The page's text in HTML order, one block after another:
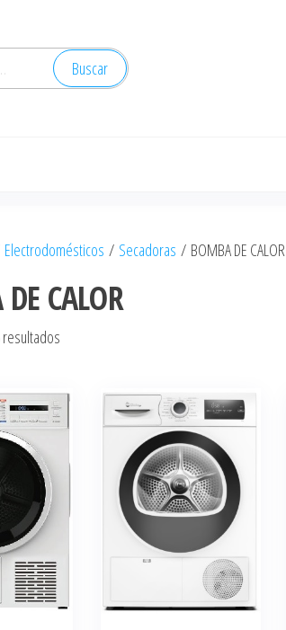
Buscar
Electrodomésticos / Secadoras / BOMBA DE CALOR
CALOR
últimos